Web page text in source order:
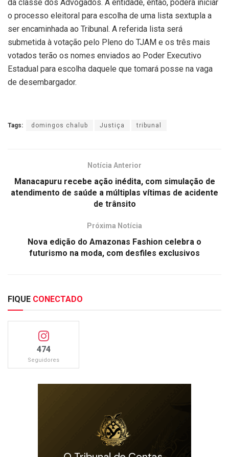
da classe dos Advogados. A entidade, então, poderá iniciar
o processo eleitoral para escolha de uma lista sextupla a
ser encaminhada ao Tribunal. A referida lista será
submetida à votação pelo Pleno do TJAM e os três mais
votados terão os nomes enviados ao Poder Executivo
Estadual para escolha daquele que tomará posse na vaga
de desembargador.
Tags: domingos chalub Justiça tribunal
Notícia Anterior
Manacapuru recebe ação inédita, com simulação de
atendimento de saúde a múltiplas vítimas de acidente
de trânsito
Próxima Notícia
Nova edição do Amazonas Fashion celebra o
futurismo na moda, com desfiles exclusivos
FIQUE CONECTADO
474
Seguidores